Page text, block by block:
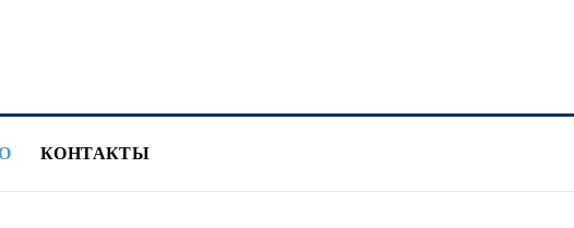
КОНТАКТЫ